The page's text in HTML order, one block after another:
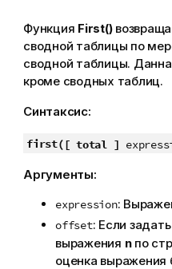
Функция First()
сводной таблицы по
сводной таблицы.
кроме сводных таблиц.
Синтаксис:
first([ total ]
Аргументы:
expression:
offset: Если
выражения nпо
оценка выражения